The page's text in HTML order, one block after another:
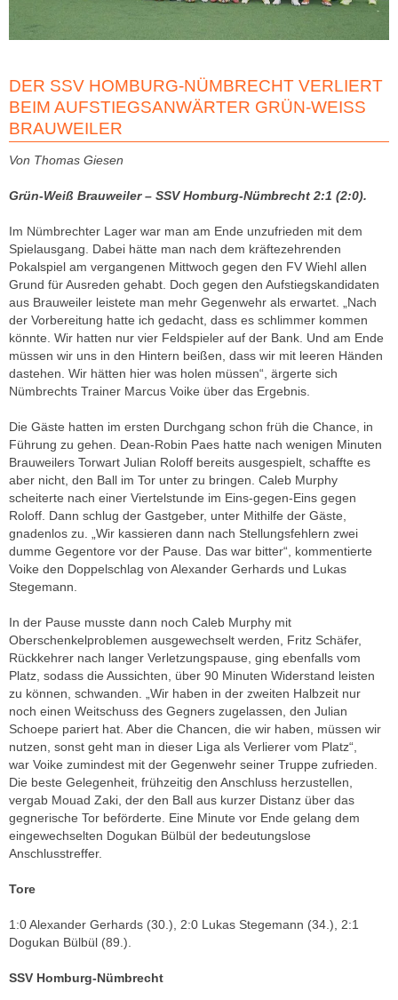
DER SSV HOMBURG-NÜMBRECHT VERLIERT
BEIM AUFSTIEGSANWÄRTER GRÜN-WEISS B
RAUWEILER
Von Thomas Giesen
Grün-Weiß Brauweiler – SSV Homburg-Nümbrecht 2:1 (2:0).
Im Nümbrechter Lager war man am Ende unzufrieden mit dem
Spielausgang. Dabei hätte man nach dem kräftezehrenden
Pokalspiel am vergangenen Mittwoch gegen den FV Wiehl allen
Grund für Ausreden gehabt. Doch gegen den Aufstiegskandidaten
aus Brauweiler leistete man mehr Gegenwehr als erwartet. „Nach
der Vorbereitung hatte ich gedacht, dass es schlimmer kommen
könnte. Wir hatten nur vier Feldspieler auf der Bank. Und am Ende
müssen wir uns in den Hintern beißen, dass wir mit leeren Händen
dastehen. Wir hätten hier was holen müssen“, ärgerte sich
Nümbrechts Trainer Marcus Voike über das Ergebnis.
Die Gäste hatten im ersten Durchgang schon früh die Chance, in
Führung zu gehen. Dean-Robin Paes hatte nach wenigen Minuten
Brauweilers Torwart Julian Roloff bereits ausgespielt, schaffte es
aber nicht, den Ball im Tor unter zu bringen. Caleb Murphy
scheiterte nach einer Viertelstunde im Eins-gegen-Eins gegen
Roloff. Dann schlug der Gastgeber, unter Mithilfe der Gäste,
gnadenlos zu. „Wir kassieren dann nach Stellungsfehlern zwei
dumme Gegentore vor der Pause. Das war bitter“, kommentierte
Voike den Doppelschlag von Alexander Gerhards und Lukas
Stegemann.
In der Pause musste dann noch Caleb Murphy mit
Oberschenkelproblemen ausgewechselt werden, Fritz Schäfer,
Rückkehrer nach langer Verletzungspause, ging ebenfalls vom
Platz, sodass die Aussichten, über 90 Minuten Widerstand leisten
zu können, schwanden. „Wir haben in der zweiten Halbzeit nur
noch einen Weitschuss des Gegners zugelassen, den Julian
Schoepe pariert hat. Aber die Chancen, die wir haben, müssen wir
nutzen, sonst geht man in dieser Liga als Verlierer vom Platz“,
war Voike zumindest mit der Gegenwehr seiner Truppe zufrieden.
Die beste Gelegenheit, frühzeitig den Anschluss herzustellen,
vergab Mouad Zaki, der den Ball aus kurzer Distanz über das
gegnerische Tor beförderte. Eine Minute vor Ende gelang dem
eingewechselten Dogukan Bülbül der bedeutungslose
Anschlusstreffer.
Tore
1:0 Alexander Gerhards (30.), 2:0 Lukas Stegemann (34.), 2:1
Dogukan Bülbül (89.).
SSV Homburg-Nümbrecht